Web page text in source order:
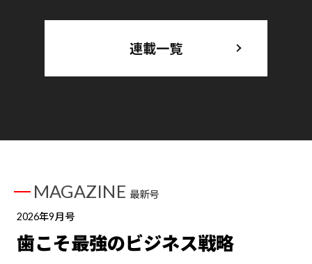
連載一覧
MAGAZINE 最新号
2026年9月号
歯こそ最強のビジネス戦略